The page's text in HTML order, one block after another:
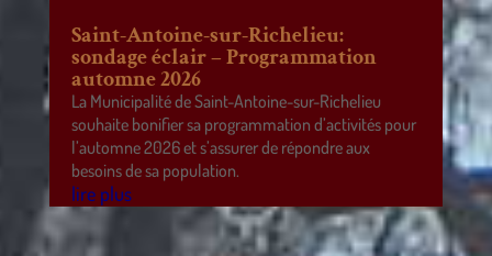
Saint-Antoine-sur-Richelieu:
sondage éclair – Programmation
automne 2026
La Municipalité de Saint-Antoine-sur-Richelieu
souhaite bonifier sa programmation d’activités pour
l’automne 2026 et s’assurer de répondre aux
besoins de sa population.
lire plus